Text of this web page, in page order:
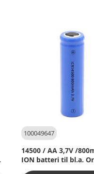
100049647
14500 / AA 3,7V /
ION batteri til bl.a.
Serien